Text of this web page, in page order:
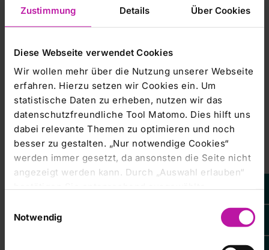
Zustimmung Details Über Cookies
Diese Webseite verwendet Cookies
Wir wollen mehr über die Nutzung unserer Webseite
erfahren. Hierzu setzen wir Cookies ein. Um
statistische Daten zu erheben, nutzen wir das
datenschutzfreundliche Tool Matomo. Dies hilft uns
dabei relevante Themen zu optimieren und noch
besser zu gestalten. „Nur notwendige Cookies“
werden immer gesetzt, da ansonsten die Seite nicht
angezeigt werden kann. Durch „Auswahl erlauben“
erlauben Sie alle eingesetzten Cookies. Sie können
Ihre
Einstellungen anpassen. Weitere Informationen
Notwendig
Prozent der Anteile für
andere Fonds mit staatlichen
Wurzeln aus Singapur und Malaysia. Diese müssen die
Papiere im Gegenzug für die
Zuteilungsgarantie eine bestimmte Mindestzeit lang halten.
Das Unternehmen betreibt in Asien und der Türkei Kliniken
Betten. In den nächsten fünf Jahren sollen über 3.300
Betten hinzukommen. Dabei